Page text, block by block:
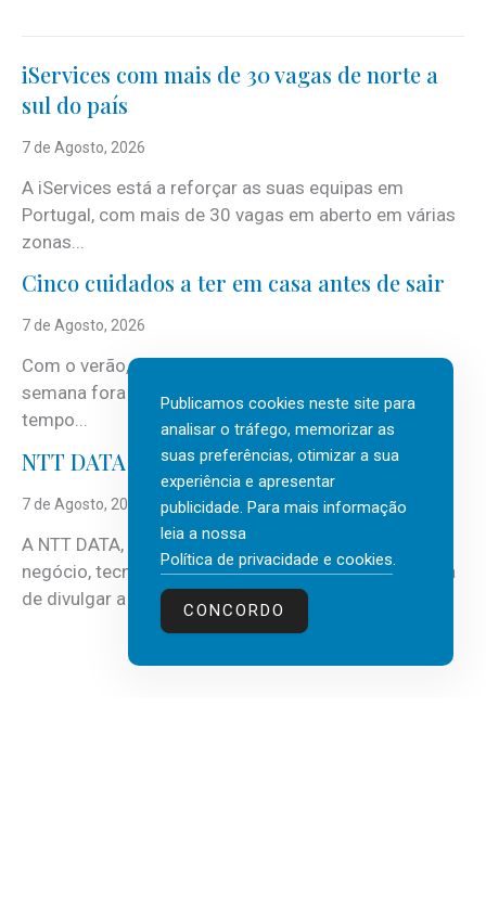
iServices com mais de 30 vagas de norte a
sul do país
7 de Agosto, 2026
A iServices está a reforçar as suas equipas em
Portugal, com mais de 30 vagas em aberto em várias
zonas...
Cinco cuidados a ter em casa antes de sair
7 de Agosto, 2026
Com o verão, chegam também as férias, os fins-de-
semana fora e os dias em que a casa fica mais
tempo...
NTT DATA Insurtech Global Outlook 2026
7 de Agosto, 2026
A NTT DATA, consultora global em serviços de
negócio, tecnologia e inteligência artificial (IA), acaba
de divulgar a mais recente...
Publicamos cookies neste site para
analisar o tráfego, memorizar as
suas preferências, otimizar a sua
experiência e apresentar
publicidade. Para mais informação
leia a nossa
Política de privacidade e cookies.
CONCORDO